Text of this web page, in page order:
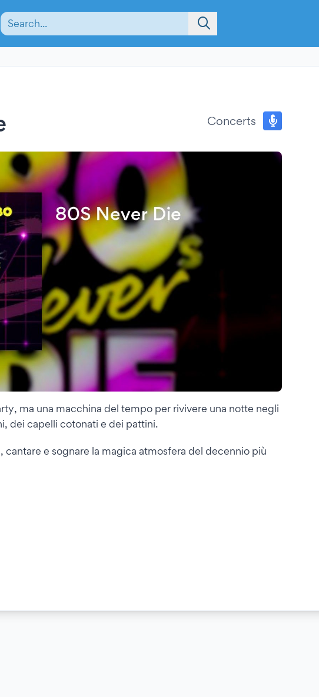
Concerts
ma una macchina del tempo per rivivere una notte negli
dei capelli cotonati e dei pattini.
cantare e sognare la magica atmosfera del decennio più